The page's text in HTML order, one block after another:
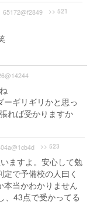
65172@f2849 >> 521
ギリギリかと思っ
れば受かりますか
>> 523
ますよ。安心して勉
で予備校の人曰く
本当かわかりません
、43点で受かってる